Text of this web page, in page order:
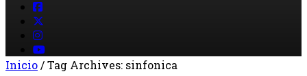
Inicio/Tag Archives: sinfonica